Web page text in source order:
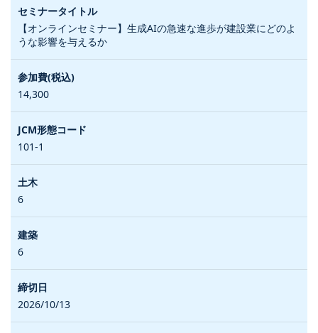
【オンラインセミナー】生成AIの急速な進歩が建設業にどのよ
うな影響を与えるか
14,300
101-1
6
6
2026/10/13